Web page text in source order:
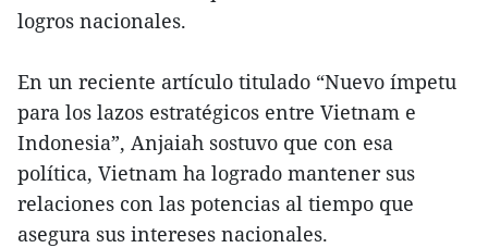
logros nacionales.
En un reciente artículo titulado “Nuevo ímpetu
para los lazos estratégicos entre Vietnam e
Indonesia”, Anjaiah sostuvo que con esa
política, Vietnam ha logrado mantener sus
relaciones con las potencias al tiempo que
asegura sus intereses nacionales.